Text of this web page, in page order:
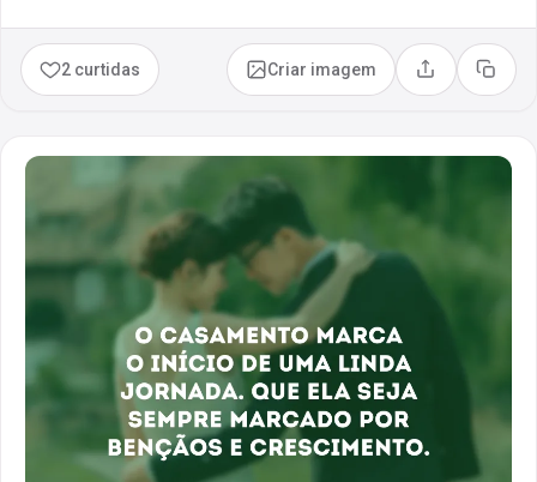
2 curtidas Criar imagem Compartilhar
Copiar